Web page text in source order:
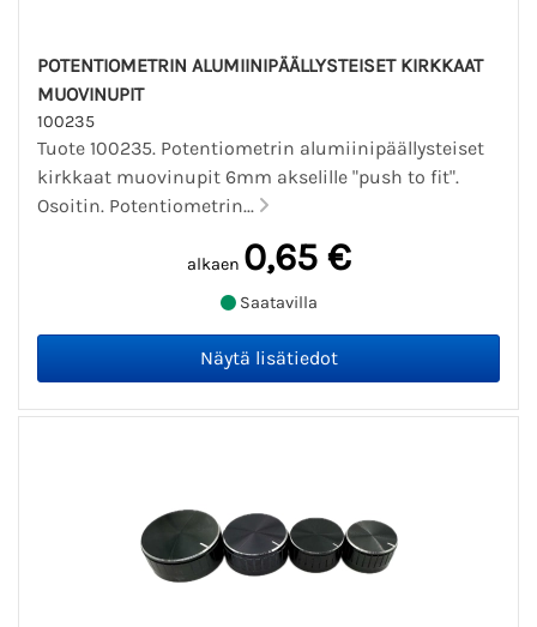
POTENTIOMETRIN ALUMIINIPÄÄLLYSTEISET KIRKKAAT
MUOVINUPIT
100235
Tuote 100235. Potentiometrin alumiinipäällysteiset
kirkkaat muovinupit 6mm akselille "push to fit".
Osoitin. Potentiometrin...
alkaen 0,65 €
Saatavilla